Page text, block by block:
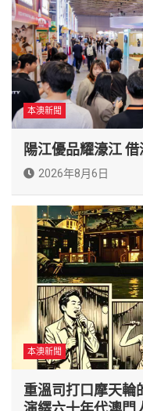
本澳新聞
陽江優品耀濠江
2026年8月6日
本澳新聞
重溫司打口摩天輪